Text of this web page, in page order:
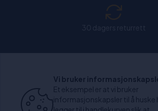
Chat: Åpen alle hverdager fra kl.
Vi bruker
Et eksempel er at vi bruker
informasjonskapsler til å huske